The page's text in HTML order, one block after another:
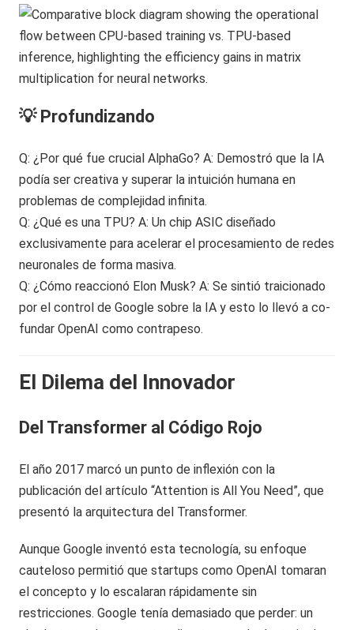
💡 Profundizando
Q: ¿Por qué fue crucial AlphaGo? A: Demostró que la IA
podía ser creativa y superar la intuición humana en
problemas de complejidad infinita.
Q: ¿Qué es una TPU? A: Un chip ASIC diseñado
exclusivamente para acelerar el procesamiento de redes
neuronales de forma masiva.
Q: ¿Cómo reaccionó Elon Musk? A: Se sintió traicionado
por el control de Google sobre la IA y esto lo llevó a co-
fundar OpenAI como contrapeso.
El Dilema del Innovador
Del Transformer al Código Rojo
El año 2017 marcó un punto de inflexión con la
publicación del artículo “Attention is All You Need”, que
presentó la arquitectura del Transformer.
Aunque Google inventó esta tecnología, su enfoque
cauteloso permitió que startups como OpenAI tomaran
el concepto y lo escalaran rápidamente sin
restricciones. Google tenía demasiado que perder: un